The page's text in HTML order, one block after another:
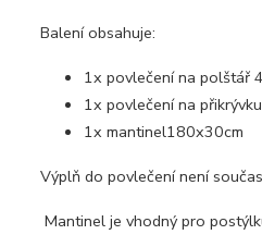
Balení obsahuje:
1x povlečení na polštář
1x povlečení na
1x mantinel180x30cm
Výplň do povlečení není
Mantinel je vhodný pro